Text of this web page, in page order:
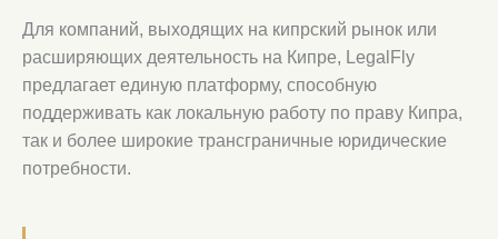
Для компаний, выходящих на кипрский рынок или
расширяющих деятельность на Кипре, LegalFly
предлагает единую платформу, способную
поддерживать как локальную работу по праву Кипра,
так и более широкие трансграничные юридические
потребности.